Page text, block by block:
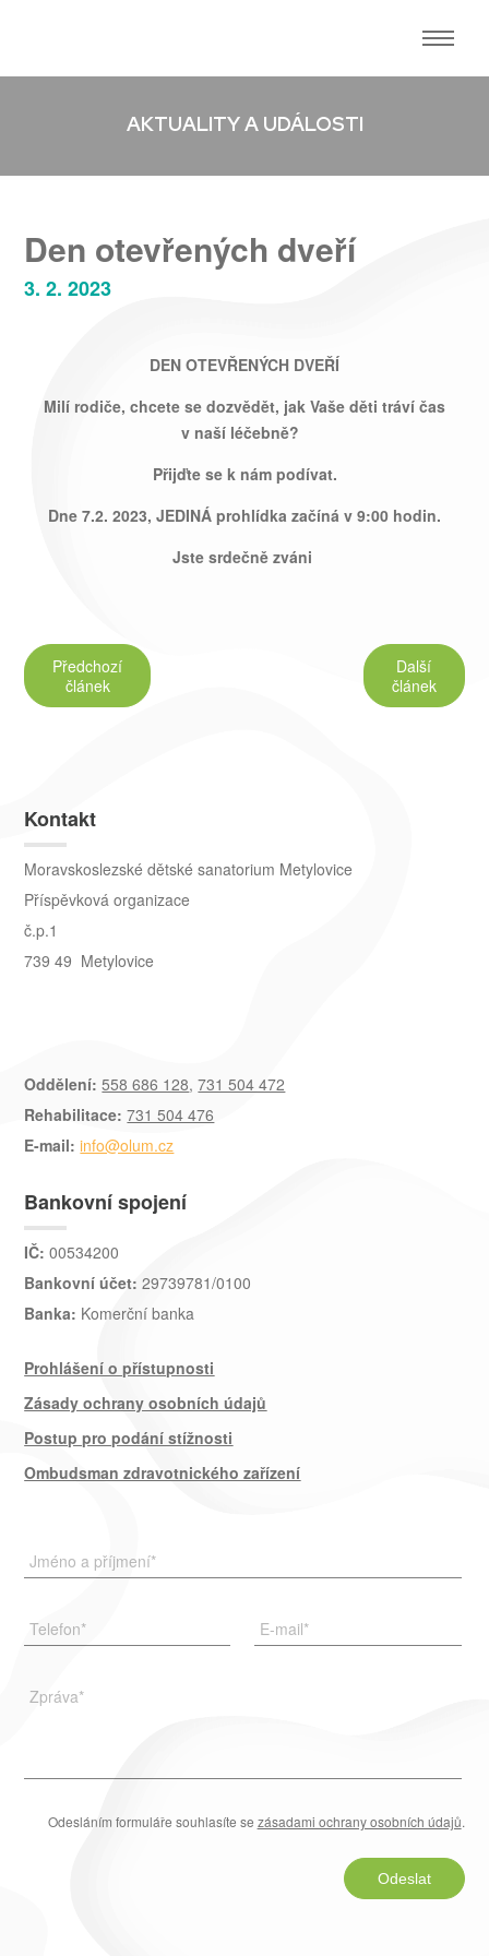
AKTUALITY A UDÁLOSTI
Den otevřených dveří
3. 2. 2023
DEN OTEVŘENÝCH DVEŘÍ
Milí rodiče, chcete se dozvědět, jak Vaše děti tráví čas
v naší léčebně?
Přijďte se k nám podívat.
Dne 7.2. 2023, JEDINÁ prohlídka začíná v 9:00 hodin.
Jste srdečně zváni
Další
článek
Předchozí
článek
Kontakt
Moravskoslezské dětské sanatorium Metylovice
Příspěvková organizace
č.p.1
739 49 Metylovice
Oddělení: 558 686 128,731 504 472
Rehabilitace: 731 504 476
E-mail: info@olum.cz
Bankovní spojení
IČ: 00534200
Bankovní účet: 29739781/0100
Banka: Komerční banka
Prohlášení o přístupnosti
Zásady ochrany osobních údajů
Postup pro podání stížnosti
Ombudsman zdravotnického zařízení
Jméno a příjmení*
Telefon* E-mail*
Zpráva*
Odesláním formuláře souhlasíte se zásadami ochrany osobních údajů.
Odeslat